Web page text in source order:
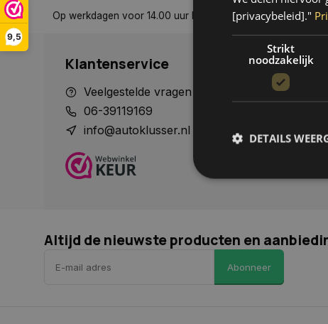
9,5
tenzij anders aangegeven Tot 30 dagen retour sturen.
Klantenservice
Veelgestelde vragen
06-39119169
info@autoklusser.nl
Altijd de nieuwste producten en
Abonneer
[privacybeleid]."
Strikt
noodzakelijk
DETAILS
Strikt noodzakelijke
accountbeheer. De
Naam
COOKIELAW_STATS